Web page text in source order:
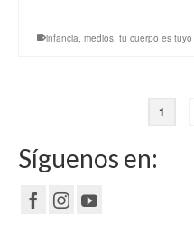
infancia, medios, tu cuerpo es tuyo
1
Síguenos en: